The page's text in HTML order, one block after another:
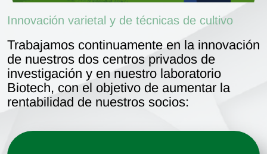
Innovación varietal y de técnicas de cultivo
Trabajamos continuamente en la innovación
de nuestros dos centros privados de
investigación y en nuestro laboratorio
Biotech, con el objetivo de aumentar la
rentabilidad de nuestros socios: